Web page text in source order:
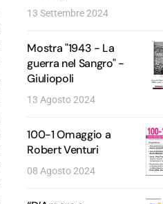
13 Settembre 2024
Mostra "1943 - La
guerra nel Sangro" -
Giuliopoli
13 Agosto 2024
100-1 Omaggio a
Robert Venturi
08 Agosto 2024